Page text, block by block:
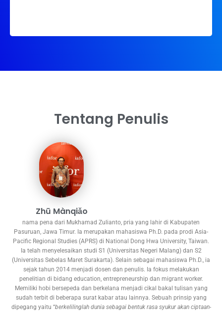
Tentang Penulis
Zhū Mànqiǎo
nama pena dari Mukhamad Zulianto, pria yang lahir di Kabupaten
Pasuruan, Jawa Timur. Ia merupakan mahasiswa Ph.D. pada prodi Asia-
Pacific Regional Studies (APRS) di National Dong Hwa University, Taiwan.
Ia telah menyelesaikan studi S1 (Universitas Negeri Malang) dan S2
(Universitas Sebelas Maret Surakarta). Selain sebagai mahasiswa Ph.D., ia
sejak tahun 2014 menjadi dosen dan penulis. Ia fokus melakukan
penelitian di bidang education, entrepreneurship dan migrant worker.
Memiliki hobi bersepeda dan berkelana menjadi cikal bakal tulisan yang
sudah terbit di beberapa surat kabar atau lainnya. Sebuah prinsip yang
dipegang yaitu “berkelilinglah dunia sebagai bentuk rasa syukur akan ciptaan-